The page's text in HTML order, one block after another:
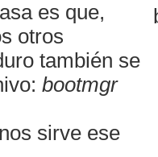
es que,
otros
también se
bootmgr
sirve ese